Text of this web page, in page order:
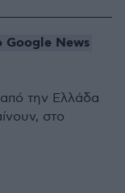
Google News
από την Ελλάδα
στο